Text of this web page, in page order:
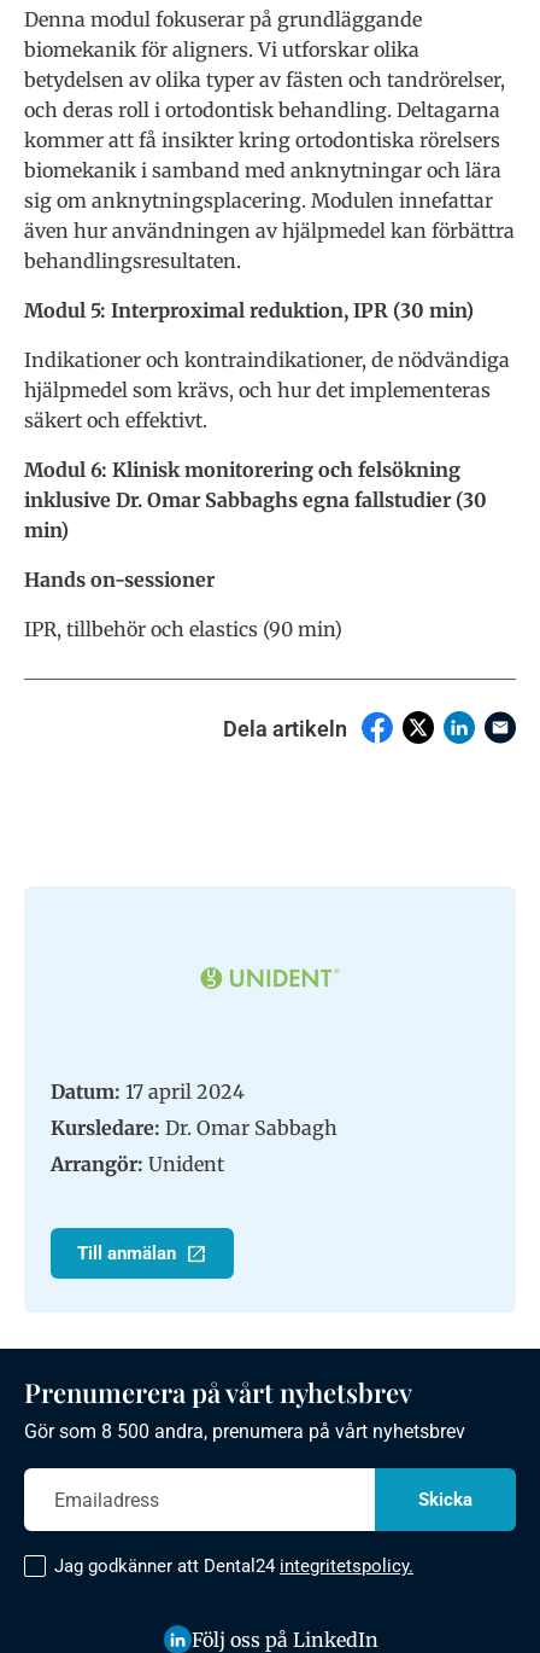
Denna modul fokuserar på grundläggande
biomekanik för aligners. Vi utforskar olika
betydelsen av olika typer av fästen och tandrörelser,
och deras roll i ortodontisk behandling. Deltagarna
kommer att få insikter kring ortodontiska rörelsers
biomekanik i samband med anknytningar och lära
sig om anknytningsplacering. Modulen innefattar
även hur användningen av hjälpmedel kan förbättra
behandlingsresultaten.
Modul 5: Interproximal reduktion, IPR (30 min)
Indikationer och kontraindikationer, de nödvändiga
hjälpmedel som krävs, och hur det implementeras
säkert och effektivt.
Modul 6: Klinisk monitorering och felsökning
inklusive Dr. Omar Sabbaghs egna fallstudier (30
min)
Hands on-sessioner
IPR, tillbehör och elastics (90 min)
Dela artikeln
Datum: 17 april 2024
Kursledare: Dr. Omar Sabbagh
Arrangör: Unident
Till anmälan
Prenumerera på vårt nyhetsbrev
Gör som 8 500 andra, prenumera på vårt nyhetsbrev
Jag godkänner att Dental24 integritetspolicy.
Följ oss på LinkedIn